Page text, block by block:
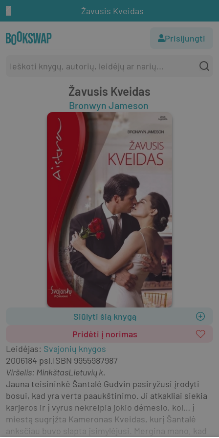
Žavusis Kveidas
Prisijungti
Žavusis Kveidas
Bronwyn Jameson
Siūlyti šią knygą
Pridėti į norimas
Leidėjas: Svajonių knygos
2006184 psl.ISBN 9955987987
Viršelis: MinkštasLietuvių k.
Jauna teisininkė Šantalė Gudvin pasiryžusi įrodyti
bosui, kad yra verta paaukštinimo. Ji atkakliai siekia
karjeros ir į vyrus nekreipia jokio dėmesio, kol… į
miestą sugrįžta Kameronas Kveidas, kurį Šantalė
anksčiau buvo slapta įsimylėjusi. Mergina mano, kad